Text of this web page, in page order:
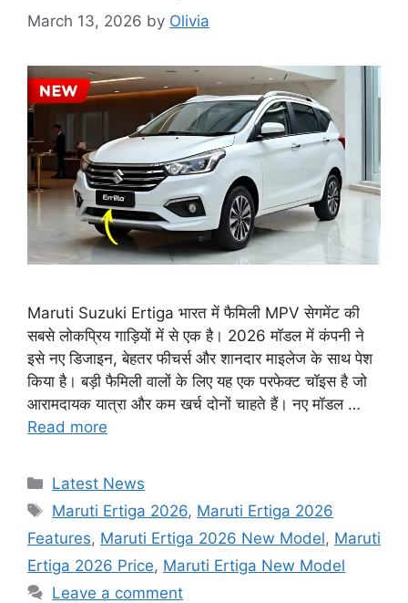
March 13, 2026 by Olivia
Maruti Suzuki Ertiga भारत में फैमिली MPV सेगमेंट की
सबसे लोकप्रिय गाड़ियों में से एक है। 2026 मॉडल में कंपनी ने
इसे नए डिजाइन, बेहतर फीचर्स और शानदार माइलेज के साथ पेश
किया है। बड़ी फैमिली वालों के लिए यह एक परफेक्ट चॉइस है जो
आरामदायक यात्रा और कम खर्च दोनों चाहते हैं। नए मॉडल …
Read more
Categories
Latest News
Tags
Maruti Ertiga 2026, Maruti Ertiga 2026
Features, Maruti Ertiga 2026 New Model, Maruti
Ertiga 2026 Price, Maruti Ertiga New Model
Leave a comment